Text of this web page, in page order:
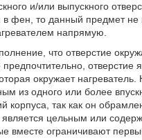
и/или выпускного
в фен, то данный предмет
напрямую.
что отверстие
отверстие
окружает нагреватель.
из одного или более
корпуса, так как он
является цельным или
вместе ограничивают